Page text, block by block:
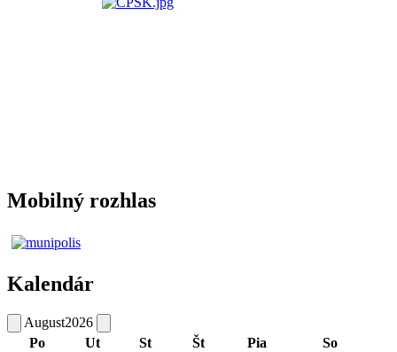
Mobilný rozhlas
Kalendár
August2026
Po
Ut St Št Pia So